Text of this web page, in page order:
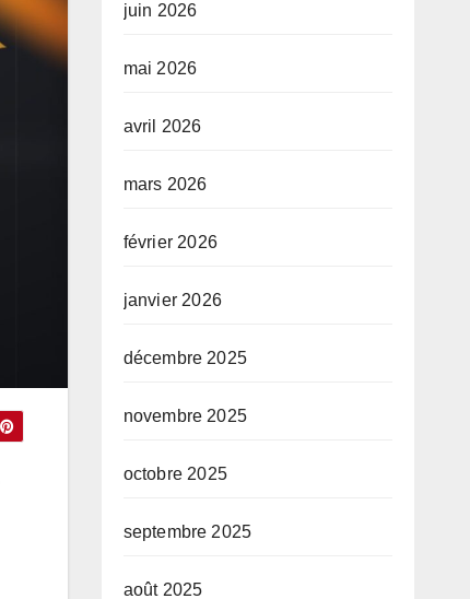
juin 2026
mai 2026
avril 2026
mars 2026
février 2026
janvier 2026
décembre 2025
novembre 2025
octobre 2025
septembre 2025
août 2025